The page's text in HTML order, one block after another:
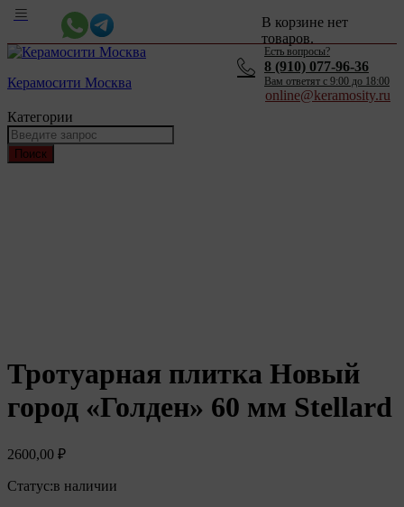
Керамосити Москва
В корзине нет
товаров.
Категории
Поиск
Есть вопросы?
8 (910) 077-96-36
Вам ответят c 9:00 до 18:00
online@keramosity.ru
Тротуарная плитка Новый
город «Голден» 60 мм Stellard
2600,00 ₽
Статус:в наличии